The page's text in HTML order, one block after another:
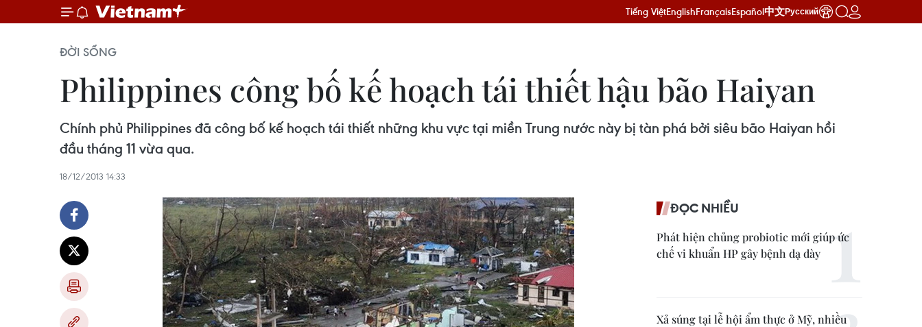
Tiếng ViệtEnglishFrançaisEspañol中文Русский
ĐỜI SỐNG
Philippines công bố kế hoạch tái thiết hậu bão Haiyan
Chính phủ Philippines đã công bố kế hoạch tái thiết những khu vực tại miền Trung nước này bị tàn phá bởi siêu bão Haiyan hồi
đầu tháng 11 vừa qua.
18/12/2013 14:33
ĐỌC NHIỀU
Phát hiện chủng probiotic mới giúp ức
chế vi khuẩn HP gây bệnh dạ dày
Xả súng tại lễ hội ẩm thực ở Mỹ, nhiều